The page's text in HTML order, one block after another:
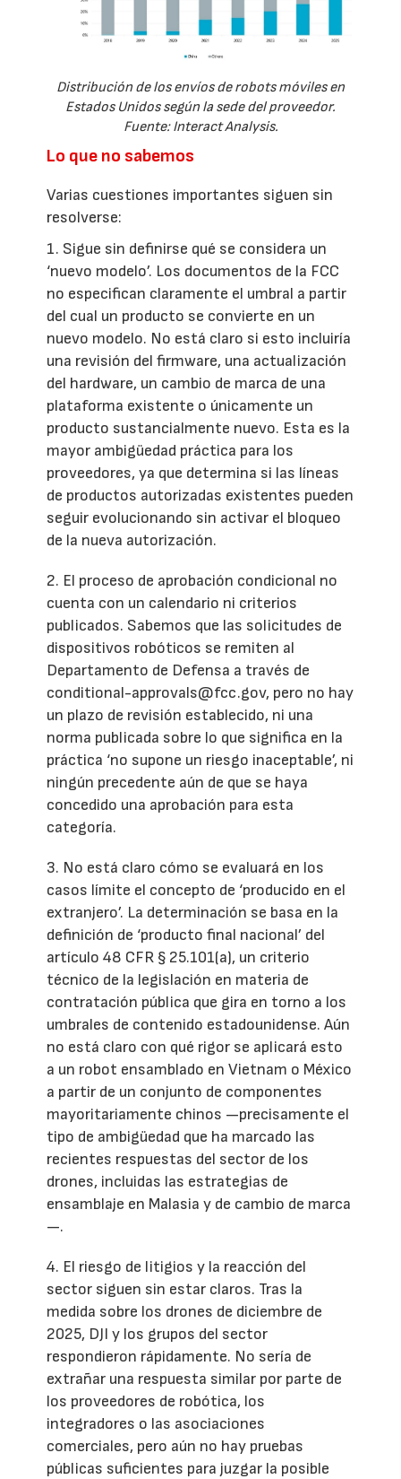
Distribución de los envíos de robots móviles en
Estados Unidos según la sede del proveedor.
Fuente: Interact Analysis.
Lo que no sabemos
Varias cuestiones importantes siguen sin
resolverse:
1. Sigue sin definirse qué se considera un
‘nuevo modelo’. Los documentos de la FCC
no especifican claramente el umbral a partir
del cual un producto se convierte en un
nuevo modelo. No está claro si esto incluiría
una revisión del firmware, una actualización
del hardware, un cambio de marca de una
plataforma existente o únicamente un
producto sustancialmente nuevo. Esta es la
mayor ambigüedad práctica para los
proveedores, ya que determina si las líneas
de productos autorizadas existentes pueden
seguir evolucionando sin activar el bloqueo
de la nueva autorización.
2. El proceso de aprobación condicional no
cuenta con un calendario ni criterios
publicados. Sabemos que las solicitudes de
dispositivos robóticos se remiten al
Departamento de Defensa a través de
conditional-approvals@fcc.gov, pero no hay
un plazo de revisión establecido, ni una
norma publicada sobre lo que significa en la
práctica ‘no supone un riesgo inaceptable’, ni
ningún precedente aún de que se haya
concedido una aprobación para esta
categoría.
3. No está claro cómo se evaluará en los
casos límite el concepto de ‘producido en el
extranjero’. La determinación se basa en la
definición de ‘producto final nacional’ del
artículo 48 CFR § 25.101(a), un criterio
técnico de la legislación en materia de
contratación pública que gira en torno a los
umbrales de contenido estadounidense. Aún
no está claro con qué rigor se aplicará esto
a un robot ensamblado en Vietnam o México
a partir de un conjunto de componentes
mayoritariamente chinos —precisamente el
tipo de ambigüedad que ha marcado las
recientes respuestas del sector de los
drones, incluidas las estrategias de
ensamblaje en Malasia y de cambio de marca
—.
4. El riesgo de litigios y la reacción del
sector siguen sin estar claros. Tras la
medida sobre los drones de diciembre de
2025, DJI y los grupos del sector
respondieron rápidamente. No sería de
extrañar una respuesta similar por parte de
los proveedores de robótica, los
integradores o las asociaciones
comerciales, pero aún no hay pruebas
públicas suficientes para juzgar la posible